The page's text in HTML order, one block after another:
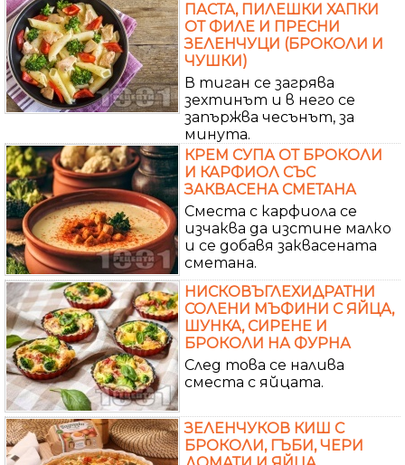
ПАСТА, ПИЛЕШКИ ХАПКИ
ОТ ФИЛЕ И ПРЕСНИ
ЗЕЛЕНЧУЦИ (БРОКОЛИ И
ЧУШКИ)
В тиган се загрява
зехтинът и в него се
запържва чесънът, за
минута.
КРЕМ СУПА ОТ БРОКОЛИ
И КАРФИОЛ СЪС
ЗАКВАСЕНА СМЕТАНА
Сместа с карфиола се
изчаква да изстине малко
и се добавя заквасената
сметана.
НИСКОВЪГЛЕХИДРАТНИ
СОЛЕНИ МЪФИНИ С ЯЙЦА,
ШУНКА, СИРЕНЕ И
БРОКОЛИ НА ФУРНА
След това се налива
сместа с яйцата.
ЗЕЛЕНЧУКОВ КИШ С
БРОКОЛИ, ГЪБИ, ЧЕРИ